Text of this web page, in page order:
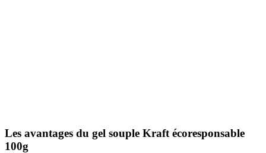
Les avantages du gel souple Kraft écoresponsable
100g